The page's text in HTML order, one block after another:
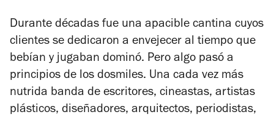
Durante décadas fue una apacible cantina cuyos
clientes se dedicaron a envejecer al tiempo que
bebían y jugaban dominó. Pero algo pasó a
principios de los dosmiles. Una cada vez más
nutrida banda de escritores, cineastas, artistas
plásticos, diseñadores, arquitectos, periodistas,